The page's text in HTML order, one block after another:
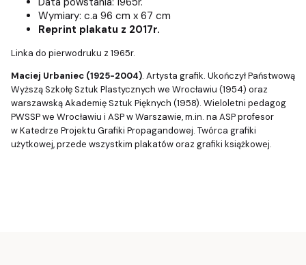
Wymiary: c.a 96 cm x 67 cm
Reprint plakatu z 2017r.
Linka do pierwodruku z 1965r.
Maciej Urbaniec (1925-2004). Artysta grafik. Ukończył Państwową
Wyższą Szkołę Sztuk Plastycznych we Wrocławiu (1954) oraz
warszawską Akademię Sztuk Pięknych (1958). Wieloletni pedagog
PWSSP we Wrocławiu i ASP w Warszawie, m.in. na ASP profesor
w Katedrze Projektu Grafiki Propagandowej. Twórca grafiki
użytkowej, przede wszystkim plakatów oraz grafiki książkowej.